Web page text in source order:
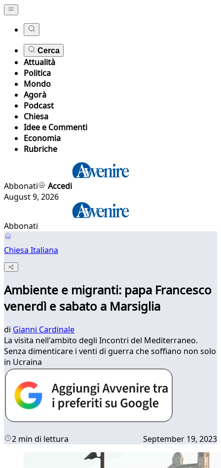
Cerca
Attualità
Politica
Mondo
Agorà
Podcast
Chiesa
Idee e Commenti
Economia
Rubriche
Abbonati
Accedi
August 9, 2026
Abbonati
Chiesa Italiana
Ambiente e migranti: papa Francesco
venerdì e sabato a Marsiglia
di Gianni Cardinale
La visita nell'ambito degli Incontri del Mediterraneo.
Senza dimenticare i venti di guerra che soffiano non solo
in Ucraina
2 min di lettura September 19, 2023